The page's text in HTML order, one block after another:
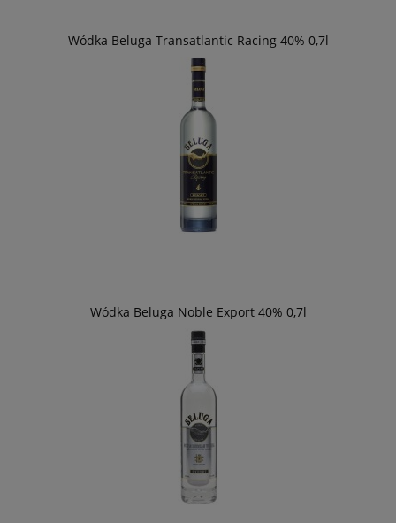
Wódka Beluga Transatlantic Racing 40% 0,7l
Wódka Beluga Noble Export 40% 0,7l